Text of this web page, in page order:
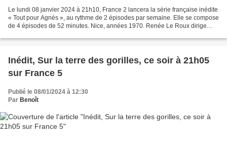
Le lundi 08 janvier 2024 à 21h10, France 2 lancera la série française inédite
« Tout pour Agnès », au rythme de 2 épisodes par semaine. Elle se compose
de 4 épisodes de 52 minutes. Nice, années 1970. Renée Le Roux dirige
Inédit, Sur la terre des gorilles, ce soir à 21h05
sur France 5
Publié le 08/01/2024 à 12:30
Par Benoît